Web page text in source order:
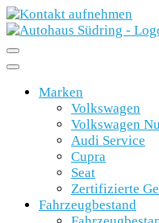
Marken
Volkswagen
Volkswagen
Audi Service
Cupra
Seat
Zertifizierte
Fahrzeugbestand